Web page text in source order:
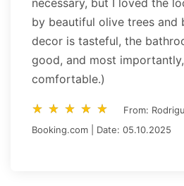
by beautiful olive trees and
decor is tasteful, the
good, and most
comfortable.)
star_rate star_rate star_rate star_rate star_rate
star_rate star_rate star_rate star_rate star_rate
From:
Booking.com | Date: 05.10.2025